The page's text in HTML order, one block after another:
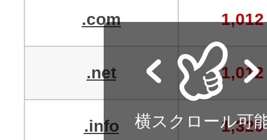
こちら！）
ドメイン × サーバー同時登録
お名前.comなら良質な有料
販価格より安くご購入いただけます
WordPressテーマShop
管理画面内での操作制限を可能に
ドメインプロテクション
不正利用の報告
SPAMや違法サイトの報告は
メンテナンスと障害情報のお知らせ
.com 1,012
.net 1,012
.info 1,320
横スクロール可